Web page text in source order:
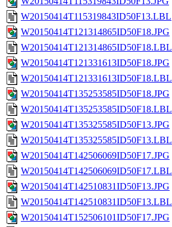
W20150414T115319843ID50F13.LBL
W20150414T121314865ID50F18.JPG
W20150414T121314865ID50F18.LBL
W20150414T121331613ID50F18.JPG
W20150414T121331613ID50F18.LBL
W20150414T135253585ID50F18.JPG
W20150414T135253585ID50F18.LBL
W20150414T135325585ID50F13.JPG
W20150414T135325585ID50F13.LBL
W20150414T142506069ID50F17.JPG
W20150414T142506069ID50F17.LBL
W20150414T142510831ID50F13.JPG
W20150414T142510831ID50F13.LBL
W20150414T152506101ID50F17.JPG